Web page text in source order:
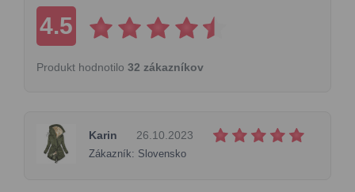
4.5
Produkt hodnotilo 32 zákazníkov
Karin 26.10.2023
Zákazník: Slovensko